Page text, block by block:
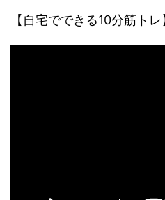
【自宅でできる10分筋トレ